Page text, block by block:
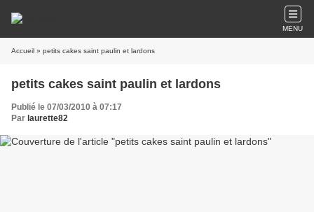
MENU
Accueil » petits cakes saint paulin et lardons
petits cakes saint paulin et lardons
Publié le 07/03/2010 à 07:17
Par laurette82